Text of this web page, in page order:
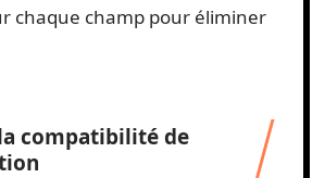
chaque champ pour éliminer
compatibilité de